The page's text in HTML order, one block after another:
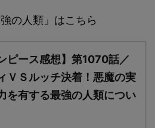
の人類」はこちら
ピース感想】第1070話／
ＶＳルッチ決着！悪魔の実
を有する最強の人類につい